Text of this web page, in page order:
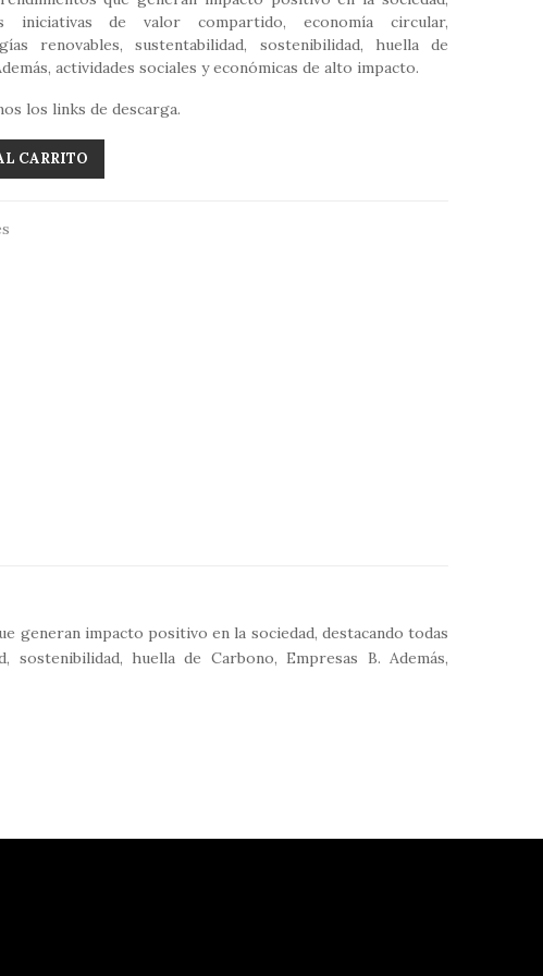
iniciativas de valor compartido, economía circular,
renovables, sustentabilidad, sostenibilidad, huella de
actividades sociales y económicas de alto impacto.
los links de descarga.
CARRITO
generan impacto positivo en la sociedad, destacando todas
huella de Carbono, Empresas B. Además,